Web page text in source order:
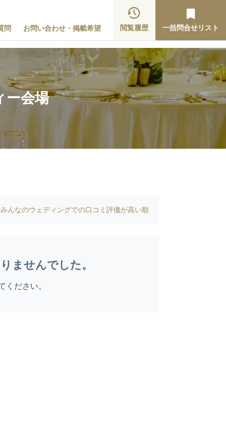
問 お問い合わせ・掲載希望 閲覧履歴 一括問合せリスト
ー会場
みんなのウェディングでの口コミ評価が高い順
ませんでした。
ください。